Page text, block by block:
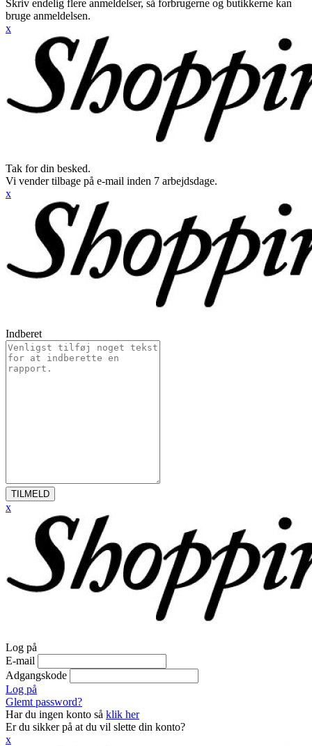
Skriv endelig flere anmeldelser, så forbrugerne og butikkerne kan
bruge anmeldelsen.
x
Tak for din besked.
Vi vender tilbage på e-mail inden 7 arbejdsdage.
x
Indberet
TILMELD
x
Log på
E-mail
Adgangskode
Log på
Glemt password?
Har du ingen konto så klik her
Er du sikker på at du vil slette din konto?
x